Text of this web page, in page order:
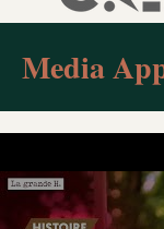
Media